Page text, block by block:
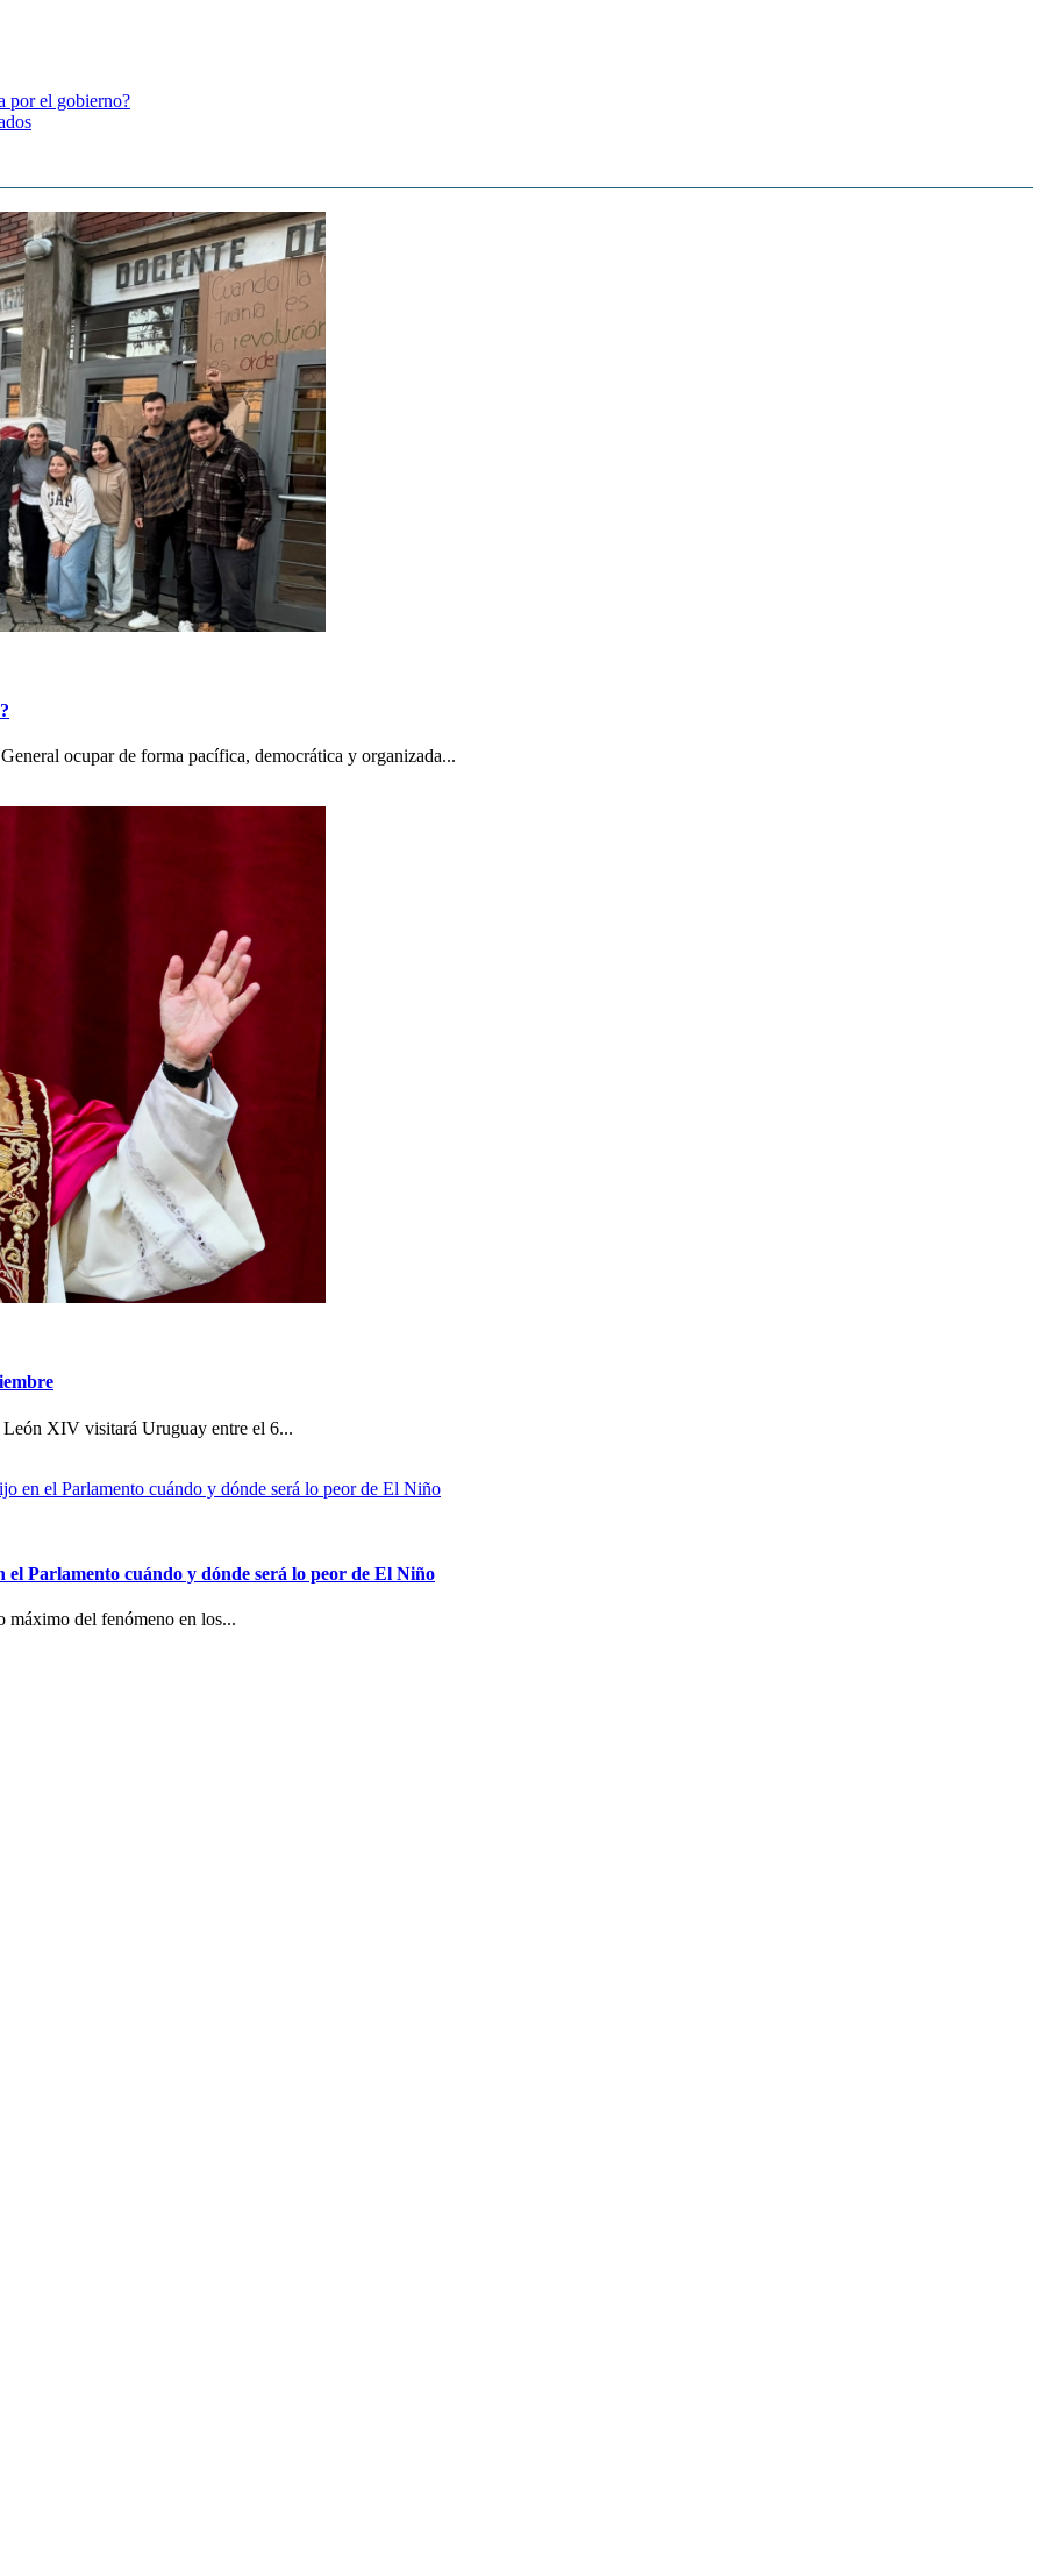
por el gobierno?
ocupar de forma pacífica, democrática y organizada...
XIV visitará Uruguay entre el 6...
Parlamento cuándo y dónde será lo peor de El Niño
máximo del fenómeno en los...